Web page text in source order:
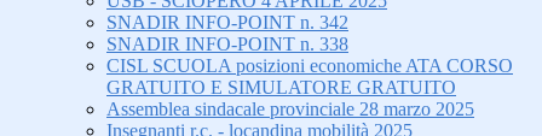
SNADIR INFO-POINT n. 342
SNADIR INFO-POINT n. 338
CISL SCUOLA posizioni economiche ATA CORSO
GRATUITO E SIMULATORE GRATUITO
Assemblea sindacale provinciale 28 marzo 2025
Insegnanti r.c. - locandina mobilità 2025